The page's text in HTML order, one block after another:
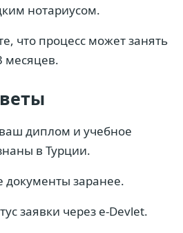
нотариусом.
что процесс может занять
месяцев.
диплом и учебное
в Турции.
документы заранее.
заявки через e-Devlet.